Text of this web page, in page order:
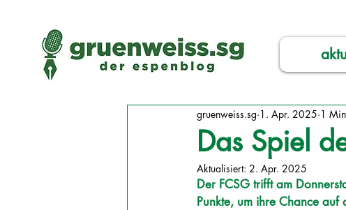
Das Spiel
gruenweiss.sg 1. Apr. 2025 1
Aktualisiert: 2. Apr. 2025
Der FCSG trifft am
Punkte, um ihre Chance